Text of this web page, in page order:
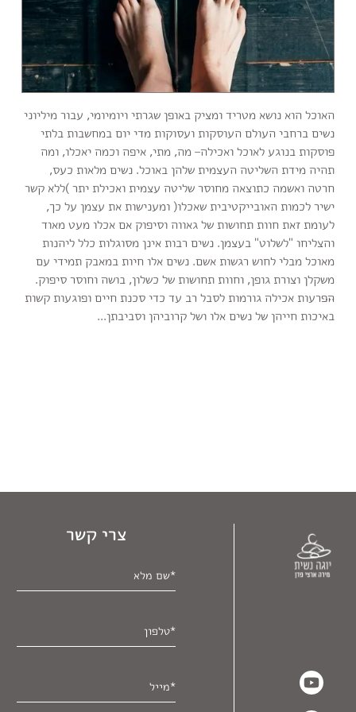
...
האוכל הוא נושא מטריד ומציק באופן שגרתי ויומיומי, עבור מיליוני
נשים ברחבי העולם העוסקות ועסוקות מדי יום במחשבות בלתי
פוסקות בנוגע לאוכל ואכילה– מה, מתי, איפה וכמה יאכלו, ומה
תהיה מידת השליטה העצמית שלהן באוכל. נשים מלאות כעס,
חרטה ואשמה כתוצאה מחוסר שליטה עצמית ואכילת יתר )ללא קשר
ישיר לכמות האובייקטיבית שאכלו( ומענישות את עצמן על כך,
לעומת זאת חוות תחושות של גאווה וסיפוק אם אכלו מעט מאוד
והצליחו "לשלוט" בעצמן. נשים רבות אינן מסוגלות כלל ליהנות
מאוכל מבלי לחוש רגשות אשם. נשים אלו חיות במאבק תמידי עם
משקלן וצורת גופן, וחוות תחושות של כשלון, בושה וחוסר סיפוק.
הפרעות אכילה גורמות לסבל רב עד כדי סכנת חיים ופוגעות קשות
באיכות חייהן של נשים אלו ושל קרוביהן וסביבתן...
צרי קשר